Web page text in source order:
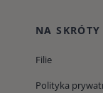
NA SKRÓTY
Filie
Polityka